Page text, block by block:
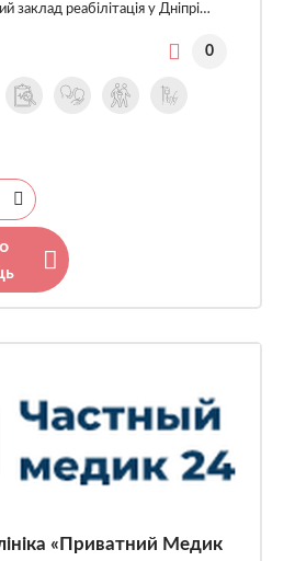
заклад реабілітація у Дніпрі…
0
«Приватний Медик